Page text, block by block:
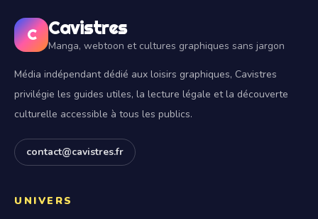
C Cavistres
Manga, webtoon et cultures graphiques sans jargon
Média indépendant dédié aux loisirs graphiques, Cavistres
privilégie les guides utiles, la lecture légale et la découverte
culturelle accessible à tous les publics.
contact@cavistres.fr
UNIVERS